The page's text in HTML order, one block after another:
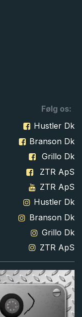
Følg os:
Hustler Dk
Branson Dk
Grillo Dk
ZTR ApS
ZTR ApS
Hustler Dk
Branson Dk
Grillo Dk
ZTR ApS